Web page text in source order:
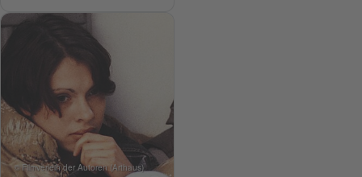
© Filmverleih der Autoren (Arthaus)